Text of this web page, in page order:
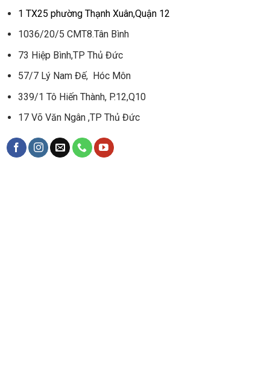
1 TX25 phường Thạnh Xuân,Quận 12
1036/20/5 CMT8.Tân Bình
73 Hiệp Bình,TP Thủ Đức
57/7 Lý Nam Đế, Hóc Môn
339/1 Tô Hiến Thành, P.12,Q10
17 Võ Văn Ngân ,TP Thủ Đức